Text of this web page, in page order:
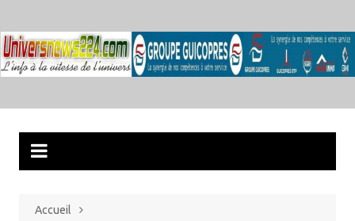
au
contenu
Accueil